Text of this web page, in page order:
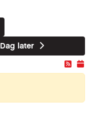
Dag later